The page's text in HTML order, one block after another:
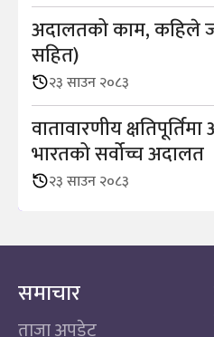
अदालतको काम, कहिले
सहित)
२३ साउन २०८३
वातावारणीय
भारतको सर्वोच्च अदालत
२३ साउन २०८३
समाचार
ताजा अपडेट